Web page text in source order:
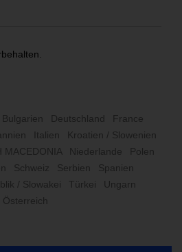
Bulgarien Deutschland
France
Italien
Kroatien / Slowenien
MACEDONIA Niederlande
Polen
Schweiz Serbien
Spanien
/ Slowakei
Türkei
Ungarn
Österreich